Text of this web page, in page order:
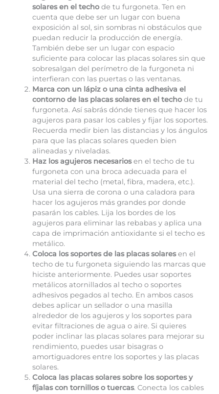
solares en el techode tu furgoneta. Ten en
cuenta que debe ser un lugar con buena
exposición al sol, sin sombras ni obstáculos que
puedan reducir la producción de energía.
También debe ser un lugar con espacio
suficiente para colocar las placas solares sin que
sobresalgan del perímetro de la furgoneta ni
interfieran con las puertas o las ventanas.
Marca con un lápiz o una cinta adhesiva el
contorno de las placas solares en el techode tu
furgoneta. Así sabrás dónde tienes que hacer los
agujeros para pasar los cables y fijar los soportes.
Recuerda medir bien las distancias y los ángulos
para que las placas solares queden bien
alineadas y niveladas.
Haz los agujeros necesariosen el techo de tu
furgoneta con una broca adecuada para el
material del techo (metal, fibra, madera, etc.).
Usa una sierra de corona o una caladora para
hacer los agujeros más grandes por donde
pasarán los cables. Lija los bordes de los
agujeros para eliminar las rebabas y aplica una
capa de imprimación antioxidante si el techo es
metálico.
Coloca los soportes de las placas solaresen el
techo de tu furgoneta siguiendo las marcas que
hiciste anteriormente. Puedes usar soportes
metálicos atornillados al techo o soportes
adhesivos pegados al techo. En ambos casos
debes aplicar un sellador o una masilla
alrededor de los agujeros y los soportes para
evitar filtraciones de agua o aire. Si quieres
poder inclinar las placas solares para mejorar su
rendimiento, puedes usar bisagras o
amortiguadores entre los soportes y las placas
solares.
Coloca las placas solares sobre los soportes y
fíjalas con tornillos o tuercas. Conecta los cables